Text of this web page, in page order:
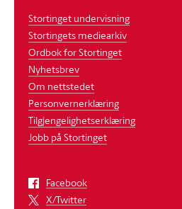
Stortinget undervisning
Stortingets mediearkiv
Ordbok for Stortinget
Nyhetsbrev
Om nettstedet
Personvernerklæring
Tilgjengelighetserklæring
Jobb på Stortinget
Facebook
X/Twitter